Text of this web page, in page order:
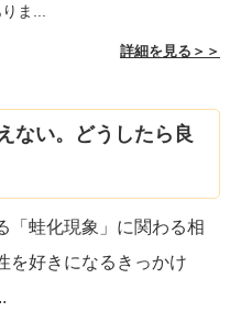
ま...
詳細を見る＞＞
ない。どうしたら良
「蛙化現象」に関わる相
を好きになるきっかけ